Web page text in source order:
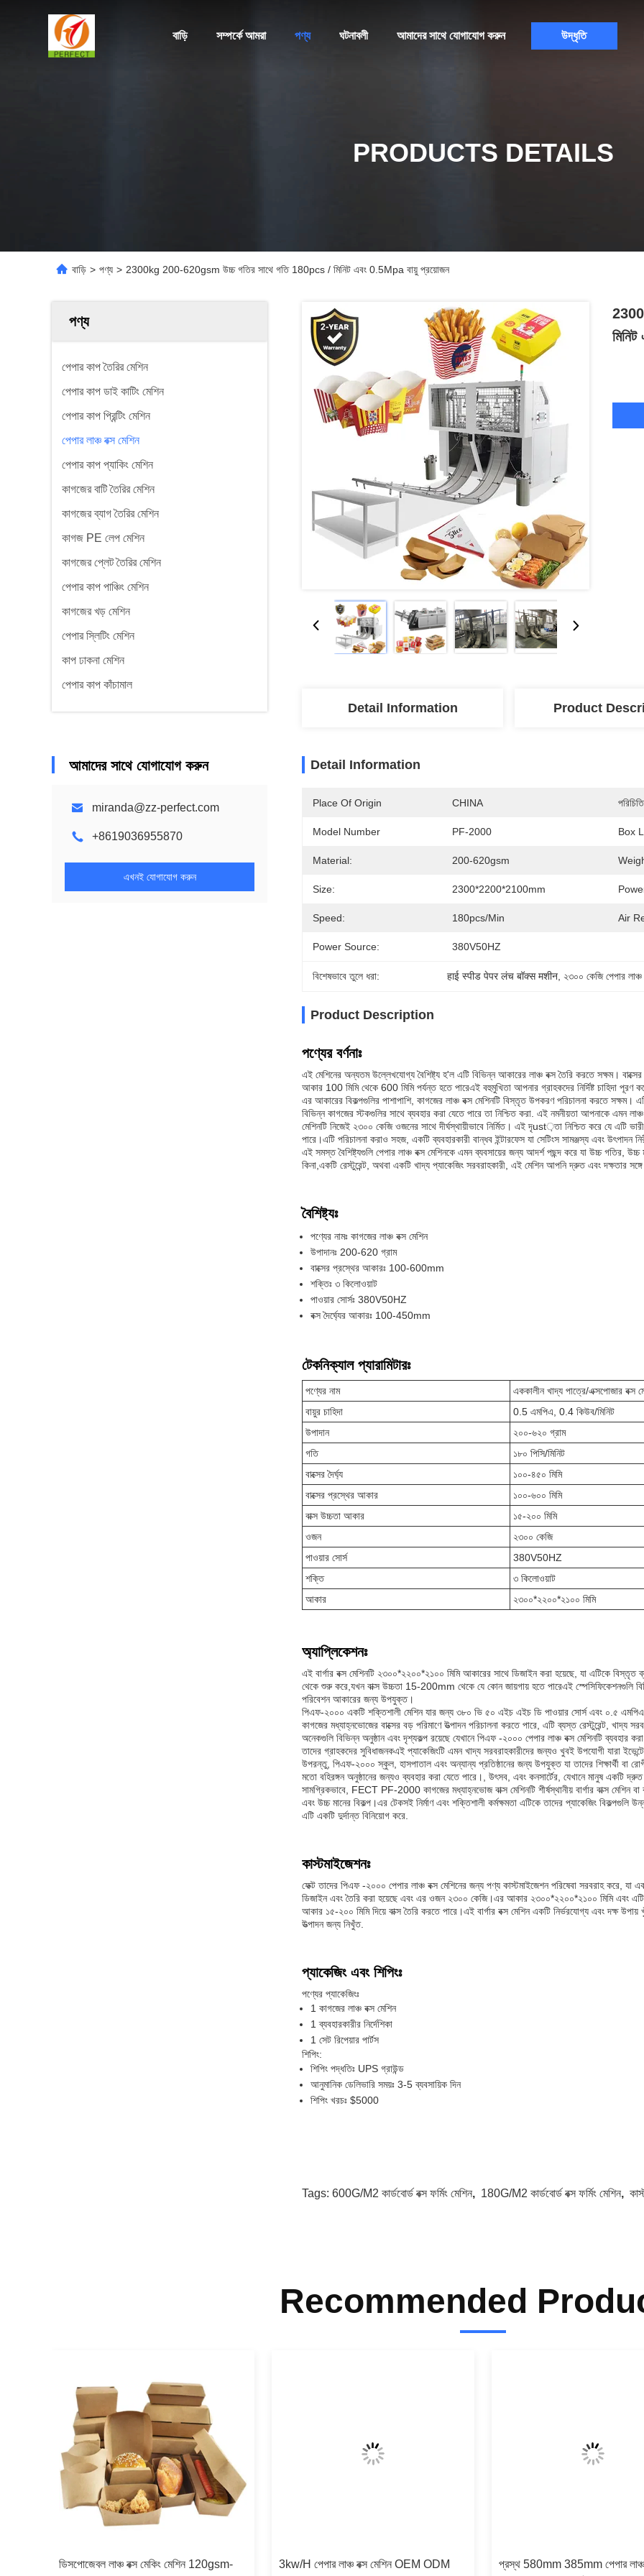
বাড়ি সম্পর্কে আমরা পণ্য ঘটনাবলী আমাদের সাথে যোগাযোগ করুন উদ্ধৃতি
PRODUCTS DETAILS
বাড়ি > পণ্য > 2300kg 200-620gsm উচ্চ গতির সাথে গতি 180pcs / মিনিট এবং 0.5Mpa বায়ু প্রয়োজন
পণ্য
পেপার কাপ তৈরির মেশিন
পেপার কাপ ডাই কাটিং মেশিন
পেপার কাপ প্রিন্টিং মেশিন
পেপার লাঞ্চ বক্স মেশিন
পেপার কাপ প্যাকিং মেশিন
কাগজের বাটি তৈরির মেশিন
কাগজের ব্যাগ তৈরির মেশিন
কাগজ PE লেপ মেশিন
কাগজের প্লেট তৈরির মেশিন
পেপার কাপ পাঞ্চিং মেশিন
কাগজের খড় মেশিন
পেপার স্লিটিং মেশিন
কাপ ঢাকনা মেশিন
পেপার কাপ কাঁচামাল
আমাদের সাথে যোগাযোগ করুন
miranda@zz-perfect.com
+8619036955870
এখনই যোগাযোগ করুন
Detail Information Product
Detail Information
Place Of Origin CHINA
Model Number PF-2000 Box
Material: 200-620gsm
Size: 2300*2200*2100mm
Speed: 180pcs/min Air
Power Source: 380V50HZ
বিশেষভাবে তুলে ধরা: हाई स्पीड पेपर लंच बॉक्स मशीन , ২৩০০ কেজি পেপার লাঞ্চ
Product Description
পণ্যের বর্ণনাঃ
এই মেশিনের অন্যতম উল্লেখযোগ্য বৈশিষ্ট্য হ'ল এটি বিভিন্ন আকারের লাঞ্চ বক্স তৈরি করতে সক্ষম।
আকার 100 মিমি থেকে 600 মিমি পর্যন্ত হতে পারেএই বহুমুখিতা আপনার গ্রাহকদের নির্দিষ্ট চাহিদা পূরণ
এর আকারের বিকল্পগুলির পাশাপাশি, কাগজের লাঞ্চ বক্স মেশিনটি বিস্তৃত উপকরণ পরিচালনা করতে
বিভিন্ন কাগজের স্টকগুলির সাথে ব্যবহার করা যেতে পারে তা নিশ্চিত করা. এই নমনীয়তা আপনাকে এমন
মেশিনটি নিজেই ২৩০০ কেজি ওজনের সাথে দীর্ঘস্থায়ীভাবে নির্মিত। এই দৃust়তা নিশ্চিত করে যে এটি
পারে।এটি পরিচালনা করাও সহজ, একটি ব্যবহারকারী বান্ধব ইন্টারফেস যা সেটিংস সামঞ্জস্য এবং উৎপাদন
এই সমস্ত বৈশিষ্ট্যগুলি পেপার লাঞ্চ বক্স মেশিনকে এমন ব্যবসায়ের জন্য আদর্শ পছন্দ করে যা উচ্চ গতির,
কিনা,একটি রেস্টুরেন্ট, অথবা একটি খাদ্য প্যাকেজিং সরবরাহকারী, এই মেশিন আপনি দ্রুত এবং দক্ষতার
বৈশিষ্ট্যঃ
পণ্যের নামঃ কাগজের লাঞ্চ বক্স মেশিন
উপাদানঃ 200-620 গ্রাম
বাক্সের প্রস্থের আকারঃ 100-600mm
শক্তিঃ ৩ কিলোওয়াট
পাওয়ার সোর্সঃ 380V50HZ
বক্স দৈর্ঘ্যের আকারঃ 100-450mm
টেকনিক্যাল প্যারামিটারঃ
পণ্যের নাম
এককালীন খাদ্য পাত্রে/এক্সপোজার বক্স
বায়ুর চাহিদা
0.5 এমপিএ, 0.4 কিউব/মিনিট
উপাদান
২০০-৬২০ গ্রাম
গতি
১৮০ পিসি/মিনিট
বাক্সের দৈর্ঘ্য
১০০-৪৫০ মিমি
বাক্সের প্রস্থের আকার
১০০-৬০০ মিমি
বাক্স উচ্চতা আকার
১৫-২০০ মিমি
ওজন
২৩০০ কেজি
পাওয়ার সোর্স
380V50HZ
শক্তি
৩ কিলোওয়াট
আকার
২৩০০*২২০০*২১০০ মিমি
অ্যাপ্লিকেশনঃ
এই বার্গার বক্স মেশিনটি ২৩০০*২২০০*২১০০ মিমি আকারের সাথে ডিজাইন করা হয়েছে, যা এটিকে
থেকে শুরু করে,যখন বাক্স উচ্চতা 15-200mm থেকে যে কোন জায়গায় হতে পারেএই স্পেসিফিকেশনগুলি
পরিবেশন আকারের জন্য উপযুক্ত।
পিএফ-২০০০ একটি শক্তিশালী মেশিন যার জন্য ৩৮০ ভি ৫০ এইচ এইচ ডি পাওয়ার সোর্স এবং ০.৫
কাগজের মধ্যাহ্নভোজের বাক্সের বড় পরিমাণে উত্পাদন পরিচালনা করতে পারে, এটি ব্যস্ত রেস্টুরেন্ট, খাদ্য
অনেকগুলি বিভিন্ন অনুষ্ঠান এবং দৃশ্যকল্প রয়েছে যেখানে পিএফ -২০০০ পেপার লাঞ্চ বক্স মেশিনটি ব্যবহার
তাদের গ্রাহকদের সুবিধাজনকএই প্যাকেজিংটি এমন খাদ্য সরবরাহকারীদের জন্যও খুবই উপযোগী যারা
উপরন্তু, পিএফ-২০০০ স্কুল, হাসপাতাল এবং অন্যান্য প্রতিষ্ঠানের জন্য উপযুক্ত যা তাদের শিক্ষার্থী বা
মতো বহিরঙ্গন অনুষ্ঠানের জন্যও ব্যবহার করা যেতে পারে।, উৎসব, এবং কনসার্টের, যেখানে মানুষ একটি
সামগ্রিকভাবে, FECT PF-2000 কাগজের মধ্যাহ্নভোজ বাক্স মেশিনটি শীর্ষস্থানীয় বার্গার বাক্স মেশিন
এবং উচ্চ মানের বিকল্প।এর টেকসই নির্মাণ এবং শক্তিশালী কর্মক্ষমতা এটিকে তাদের প্যাকেজিং
এটি একটি দুর্দান্ত বিনিয়োগ করে.
কাস্টমাইজেশনঃ
ফেক্ট তাদের পিএফ -২০০০ পেপার লাঞ্চ বক্স মেশিনের জন্য পণ্য কাস্টমাইজেশন পরিষেবা সরবরাহ করে, যা
ডিজাইন এবং তৈরি করা হয়েছে এবং এর ওজন ২৩০০ কেজি।এর আকার ২৩০০*২২০০*২১০০ মিমি এবং
আকার ১৫-২০০ মিমি দিয়ে বাক্স তৈরি করতে পারে।এই বার্গার বক্স মেশিন একটি নির্ভরযোগ্য এবং দক্ষ উপায়
উত্পাদন জন্য নিখুঁত.
প্যাকেজিং এবং শিপিংঃ
পণ্যের প্যাকেজিংঃ
1 কাগজের লাঞ্চ বক্স মেশিন
1 ব্যবহারকারীর নির্দেশিকা
1 সেট রিপেয়ার পার্টস
শিপিং:
শিপিং পদ্ধতিঃ UPS গ্রাউন্ড
আনুমানিক ডেলিভারি সময়ঃ 3-5 ব্যবসায়িক দিন
শিপিং খরচঃ $5000
Tags: 600G/M2 কার্ডবোর্ড বক্স ফর্মিং মেশিন, 180G/M2 কার্ডবোর্ড বক্স ফর্মিং মেশিন,
Recommended
ডিসপোজেবল লাঞ্চ বক্স মেকিং মেশিন 120gsm-
3kw/H পেপার লাঞ্চ বক্স মেশিন OEM ODM
প্রস্থ 580mm 385mm পেপার লাঞ্চ